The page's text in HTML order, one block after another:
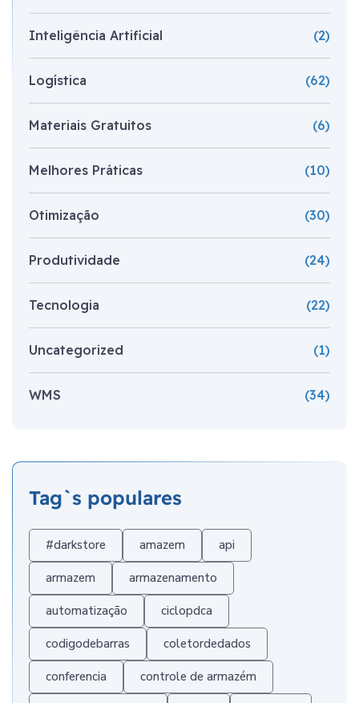
Inteligência Artificial (2)
Logística (62)
Materiais Gratuitos (6)
Melhores Práticas (10)
Otimização (30)
Produtividade (24)
Tecnologia (22)
Uncategorized (1)
WMS (34)
Tag`s populares
#darkstore amazem api
armazem armazenamento
automatização ciclopdca
codigodebarras coletordedados
conferencia controle de armazém